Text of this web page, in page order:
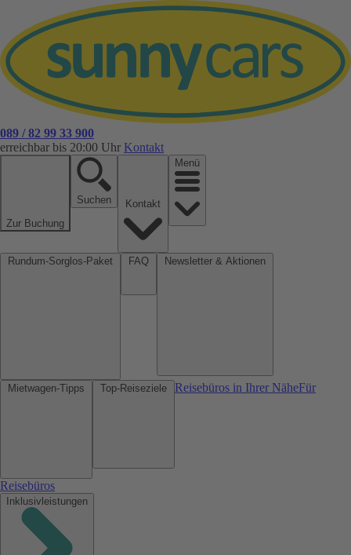
089 / 82 99 33 900
erreichbar bis 20:00 Uhr Kontakt
Zur Buchung
Suchen
Menü
Reisebüros in Ihrer NäheFür
Reisebüros
Inklusivleistungen